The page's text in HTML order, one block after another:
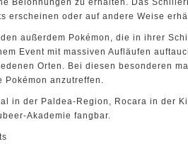
Belohnungen zu erhalten. Das
erscheinen oder auf andere Weise
außerdem Pokémon, die in ihrer
Event mit massiven Aufläufen
Orten. Bei diesen besonderen
Pokémon anzutreffen.
in der Paldea-Region, Rocara in der
Akademie fangbar.